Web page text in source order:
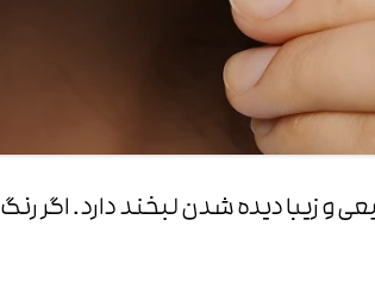
و زیبا دیده شدن لبخند دارد.